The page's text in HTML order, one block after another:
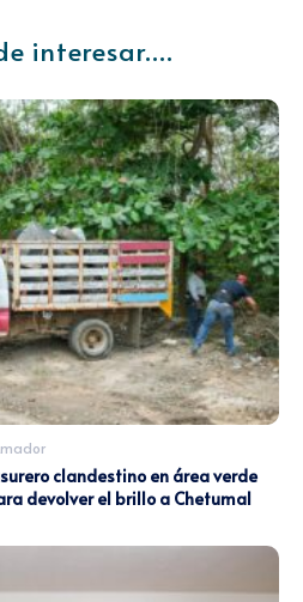
interesar....
clandestino en área verde
devolver el brillo a Chetumal